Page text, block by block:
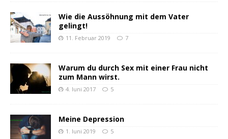
Wie die Aussöhnung mit dem Vater
gelingt!
11. Februar 2019 7
Warum du durch Sex mit einer Frau nicht
zum Mann wirst.
4. Juni 2017 5
Meine Depression
1. Juni 2019 5